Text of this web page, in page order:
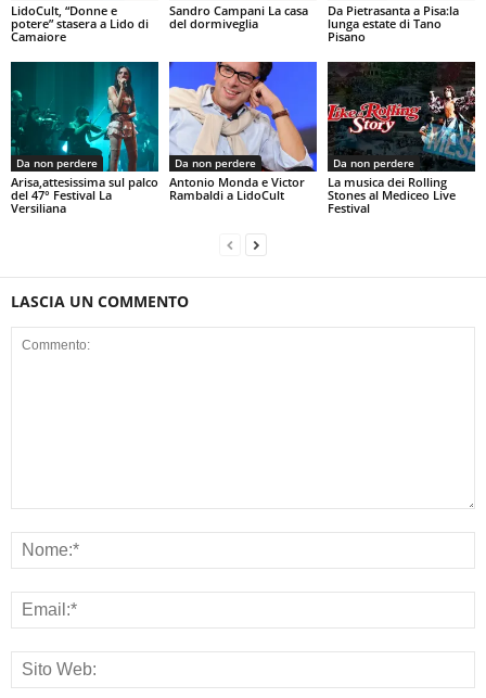
LidoCult, “Donne e
potere” stasera a Lido di
Camaiore
Sandro Campani La casa
del dormiveglia
Da Pietrasanta a Pisa:la
lunga estate di Tano
Pisano
Da non perdere
Arisa,attesissima sul palco
del 47° Festival La
Versiliana
Da non perdere
Antonio Monda e Victor
Rambaldi a LidoCult
Da non perdere
La musica dei Rolling
Stones al Mediceo Live
Festival
LASCIA UN COMMENTO